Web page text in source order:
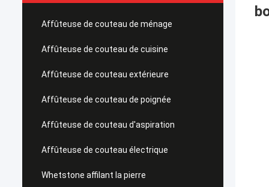
Affûteuse de couteau de ménage
Affûteuse de couteau de cuisine
Affûteuse de couteau extérieure
Affûteuse de couteau de poignée
Affûteuse de couteau d'aspiration
Affûteuse de couteau électrique
Whetstone affilant la pierre